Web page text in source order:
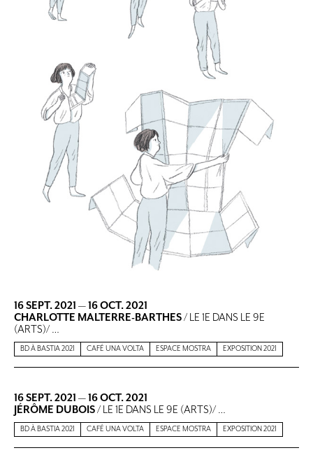
16 SEPT. 2021 —16 OCT. 2021
CHARLOTTE MALTERRE-BARTHES/ LE 1E DANS LE 9E
(ARTS)/ …
BD À BASTIA 2021 CAFÉ UNA VOLTA ESPACE MOSTRA EXPOSITION 2021
16 SEPT. 2021 —16 OCT. 2021
JÉRÔME DUBOIS/ LE 1E DANS LE 9E (ARTS)/ …
BD À BASTIA 2021 CAFÉ UNA VOLTA ESPACE MOSTRA EXPOSITION 2021